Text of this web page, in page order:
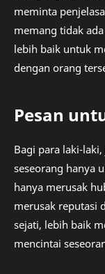
meminta
memang tidak
lebih baik untuk
dengan orang
Pesan
Bagi para laki-
seseorang hanya
hanya merusak
merusak reputasi
sejati, lebih baik
mencintai